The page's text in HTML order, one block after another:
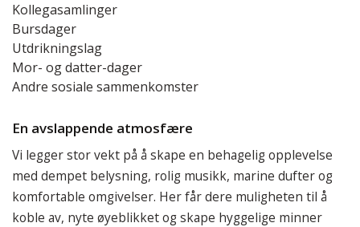
Kollegasamlinger
Bursdager
Utdrikningslag
Mor- og datter-dager
Andre sosiale sammenkomster
En avslappende atmosfære
Vi legger stor vekt på å skape en behagelig opplevelse
med dempet belysning, rolig musikk, marine dufter og
komfortable omgivelser. Her får dere muligheten til å
koble av, nyte øyeblikket og skape hyggelige minner